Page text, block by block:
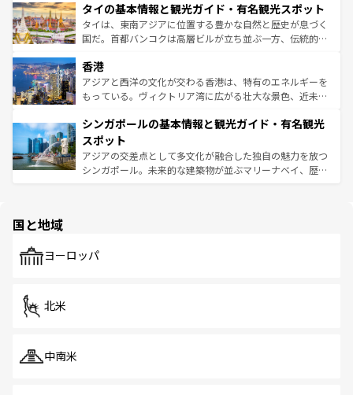
リティに包まれながら、韓国の多彩な魅力を心ゆくまで味
わってみてほしい。 なお、新着の韓国情報はコンテンツ一
覧を参照してほしい。
急速な発展と共に伝統が息づく。ハノイの古い町並みやホ
ーチミン市のフランス統治時代の建物も、独特の雰囲気を
醸し出している。また、バラエティの豊かさとおいしさで
とつ。フォーやバインミー、ベトナムコーヒーなどは、ぜ
ひ現地で味わいたい。どの地域を訪れてもあたたかい人々
が旅行者を迎えてくれるので、きっと忘れられない旅にな
参照してほしい。
タイの基本情報と観光ガイド・有名観光スポット
タイは、東南アジアに位置する豊かな自然と歴史が息づく
国だ。首都バンコクは高層ビルが立ち並ぶ一方、伝統的な
の活気が交差している。北部ではチェンマイなどの山岳地
帯で自然と触れ合い、南部ではプーケットやクラビの美し
いビーチでリゾート気分を楽しむことができる。タイ料理
激する。気候は一年中温暖で、どの季節にも異なる楽しみ
が待っている。親しみやすいタイの人々、仏教を中心とし
た文化、そして多様な観光資源が、訪れる旅人を魅了し続
ける。 なお、新着のタイ情報はコンテンツ一覧を参照して
香港
アジアと西洋の文化が交わる香港は、特有のエネルギーを
もっている。ヴィクトリア湾に広がる壮大な景色、近未来
み、どこを訪れても感動するはず。観光スポットが密集し
ており、効率よく見どころを回れるのも魅力。息をのむよ
うな絶景から文化的な体験まで、香港を存分に楽しみ尽く
そう。 なお、新着の香港情報はコンテンツ一覧を参照して
シンガポールの基本情報と観光ガイド・有名観光
スポット
アジアの交差点として多文化が融合した独自の魅力を放つ
シンガポール。未来的な建築物が並ぶマリーナベイ、歴史
で、ホーカーズは地元の風情を楽しめる外せないスポット
国と地域
ヨーロッパ
北米
中南米